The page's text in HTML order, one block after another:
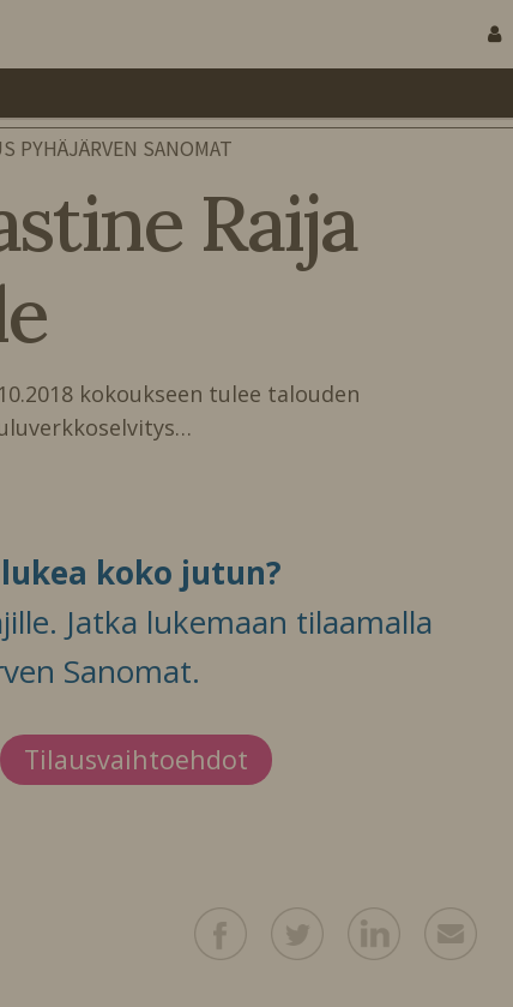
PYHÄJÄRVEN SANOMAT
Raija
kokoukseen tulee talouden
koko jutun?
Jatka lukemaan tilaamalla
Sanomat.
Tilausvaihtoehdot